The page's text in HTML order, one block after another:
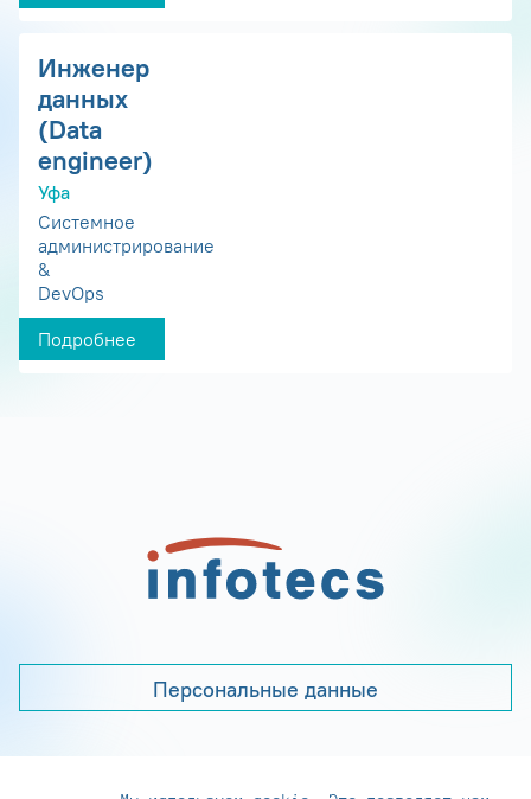
Инженер
данных
(Data
engineer)
Уфа
Системное
администрирование
&
DevOps
Подробнее
Персональные данные